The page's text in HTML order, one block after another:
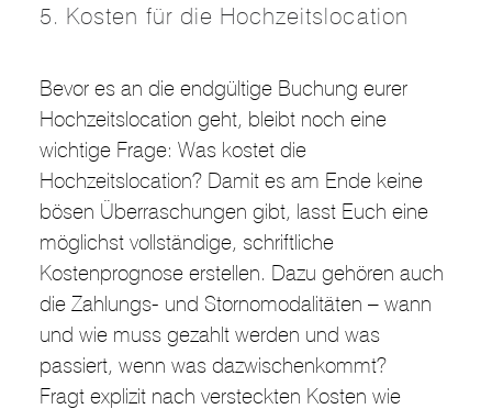
5. Kosten für die Hochzeitslocation
Bevor es an die endgültige Buchung eurer
Hochzeitslocation geht, bleibt noch eine
wichtige Frage: Was kostet die
Hochzeitslocation? Damit es am Ende keine
bösen Überraschungen gibt, lasst Euch eine
möglichst vollständige, schriftliche
Kostenprognose erstellen. Dazu gehören auch
die Zahlungs- und Stornomodalitäten – wann
und wie muss gezahlt werden und was
passiert, wenn was dazwischenkommt?
Fragt explizit nach versteckten Kosten wie